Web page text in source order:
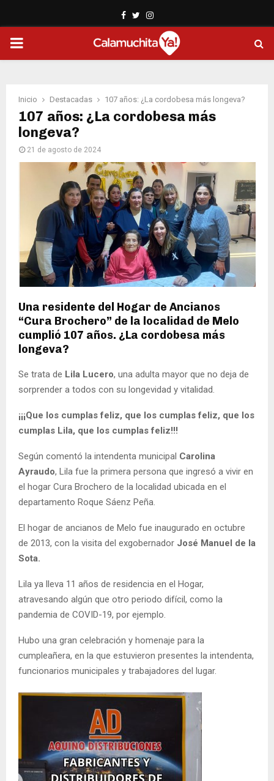
Facebook
TwitterInstagram
PRIMARY
Inicio Destacadas 107 años: ¿La cordobesa más longeva?
107 años: ¿La cordobesa más
longeva?
21 de agosto de 2024
Una residente del Hogar de Ancianos
“Cura Brochero” de la localidad de Melo
cumplió 107 años. ¿La cordobesa más
longeva?
Se trata de Lila Lucero, una adulta mayor que no deja de
sorprender a todos con su longevidad y vitalidad.
¡¡¡Que los cumplas feliz, que los cumplas feliz, que los
cumplas Lila, que los cumplas feliz!!!
Según comentó la intendenta municipal Carolina
Ayraudo, Lila fue la primera persona que ingresó a vivir en
el hogar Cura Brochero de la localidad ubicada en el
departamento Roque Sáenz Peña.
El hogar de ancianos de Melo fue inaugurado en octubre
de 2013, con la visita del exgobernador José Manuel de la
Sota.
Lila ya lleva 11 años de residencia en el Hogar,
atravesando algún que otro periodo difícil, como la
pandemia de COVID-19, por ejemplo.
Hubo una gran celebración y homenaje para la
cumpleañera, en la que estuvieron presentes la intendenta,
funcionarios municipales y trabajadores del lugar.